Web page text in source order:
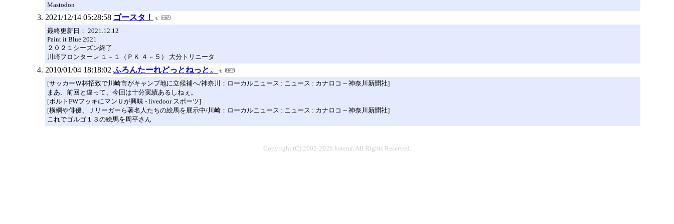
Mastodon
2021/12/14 05:28:58 ゴースタ！
最終更新日： 2021.12.12
Paint it Blue 2021
２０２１シーズン終了
川崎フロンターレ １－１（ＰＫ ４－５） 大分トリニータ
2010/01/04 18:18:02 ふろんたーれどっとねっと。
[サッカーＷ杯招致で川崎市がキャンプ地に立候補へ/神奈川：ローカルニュース : ニュース : カナロコ -- 神奈川新聞社]
まあ、前回と違って、今回は十分実績あるしねぇ。
[ポルトFWフッキにマンＵが興味 - livedoor スポーツ]
[横綱や俳優、Ｊリーガーら著名人たちの絵馬を展示中/川崎：ローカルニュース : ニュース : カナロコ -- 神奈川新聞社]
これでゴルゴ１３の絵馬を周平さん
Copyright (C) 2002-2026 hatena. All Rights Reserved.